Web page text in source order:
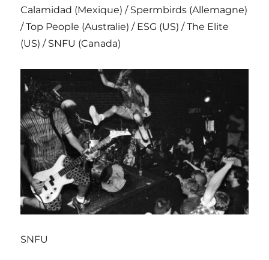
Calamidad (Mexique) / Spermbirds (Allemagne)
/ Top People (Australie) / ESG (US) / The Elite
(US) / SNFU (Canada)
SNFU